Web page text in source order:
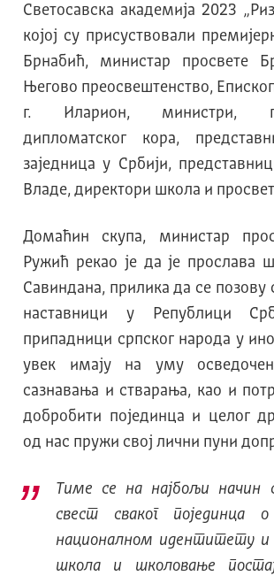
Светосавска академија 2023
којој су присуствовали
Брнабић, министар просвете
Његово преосвештенство,
г. Иларион, министри,
дипломатског кoра,
заједница у Србији,
Владе, директори школа и
Домаћин скупа, министар
Ружић рекао је да је прослава
Савиндана, прилика да се позову
наставници у Републици
припадници српског народа у
увек имају на уму
сазнавања и стварања, као и
добробити појединца и целог
од нас пружи свој лични пуни
Тиме се на најбољи начин
свест сваког појединца
националном идентитету и
школа и школовање